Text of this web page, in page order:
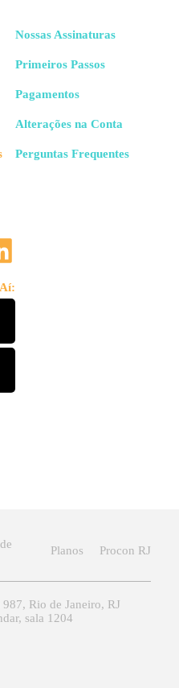
Nossas Assinaturas
Primeiros Passos
Pagamentos
Alterações na Conta
Perguntas Frequentes
Planos Procon RJ
Rio de Janeiro, RJ
sala 1204